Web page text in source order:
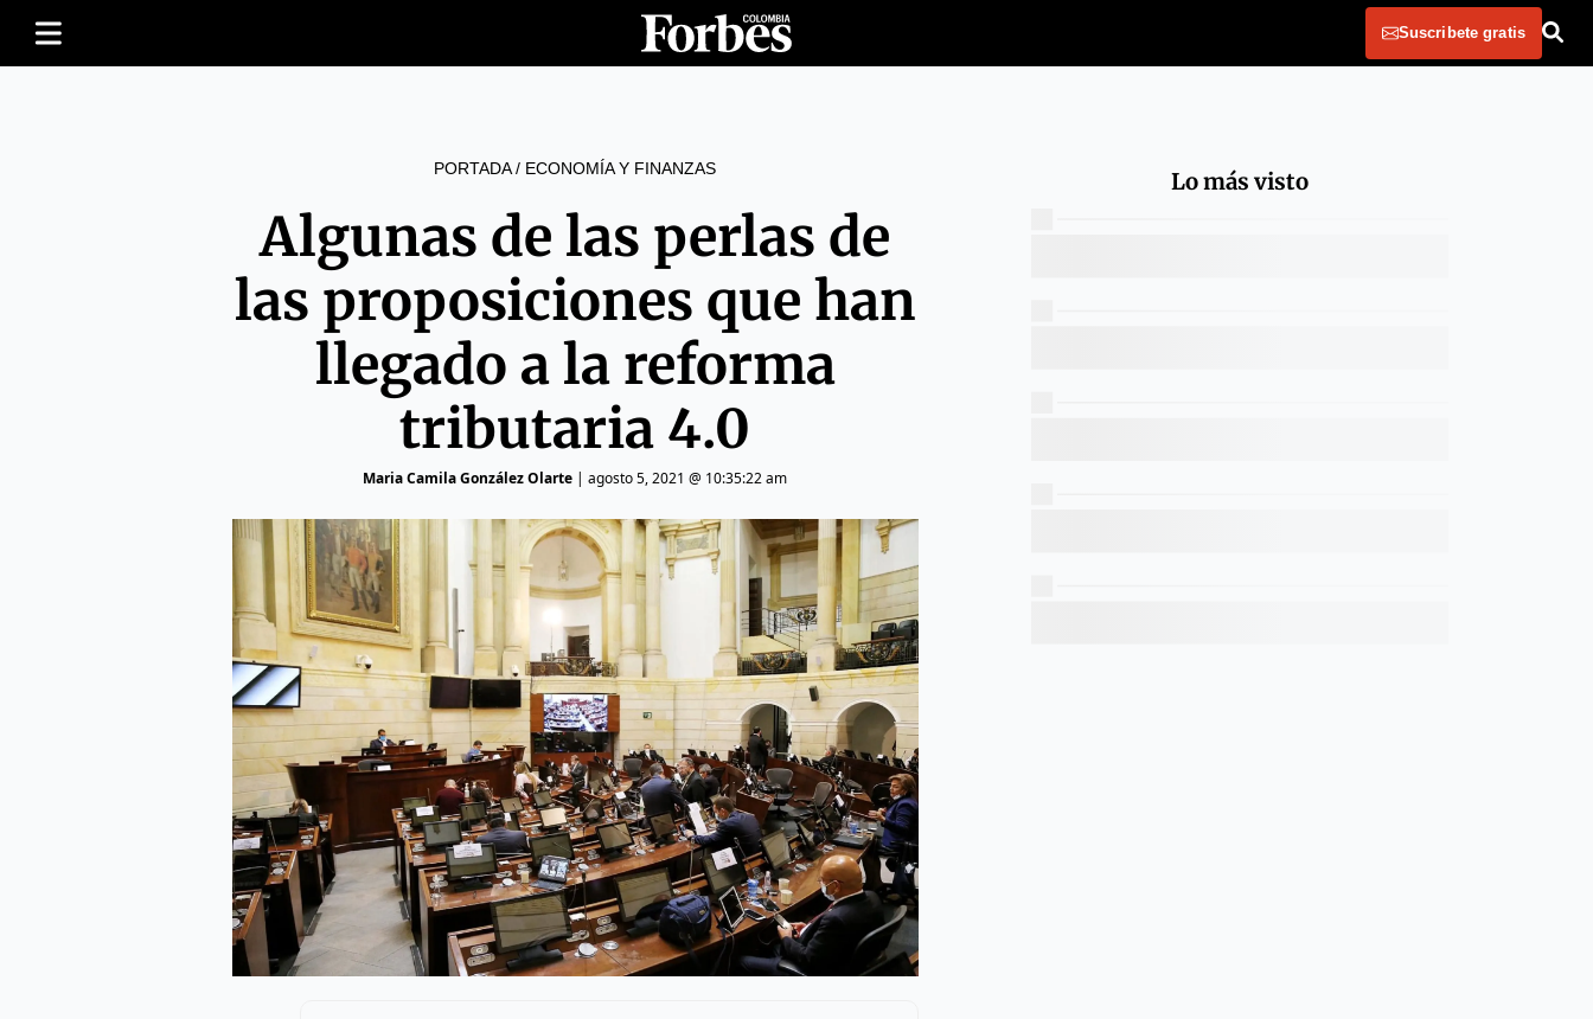
Suscribete gratis
PORTADA/ ECONOMÍA Y FINANZAS
Algunas de las perlas de
las proposiciones que han
llegado a la reforma
tributaria 4.0
Maria Camila González Olarte | agosto 5, 2021 @ 10:35:22 am
Lo más visto